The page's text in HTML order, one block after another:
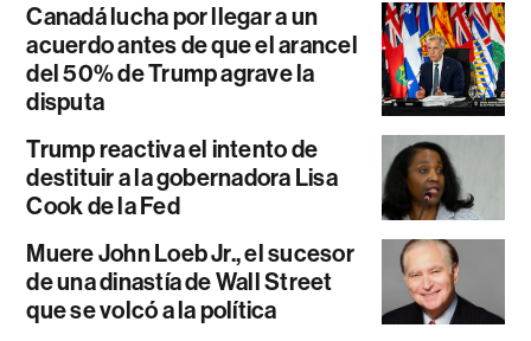
Canadá lucha por llegar a un
acuerdo antes de que el arancel
del 50% de Trump agrave la
disputa
Trump reactiva el intento de
destituir a la gobernadora Lisa
Cook de la Fed
Muere John Loeb Jr., el sucesor
de una dinastía de Wall Street
que se volcó a la política